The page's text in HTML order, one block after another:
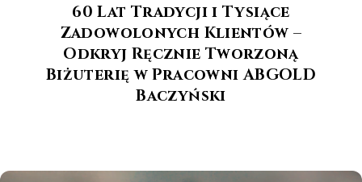
60 Lat Tradycji i Tysiące
Zadowolonych Klientów –
Odkryj Ręcznie Tworzoną
Biżuterię w Pracowni ABGOLD
Baczyński